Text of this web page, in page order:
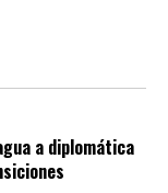
a diplomática